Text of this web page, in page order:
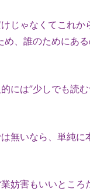
じゃなくてこれ
、誰のためにあ
には”少しでも読
無いなら、単純
妨害もいいとこ